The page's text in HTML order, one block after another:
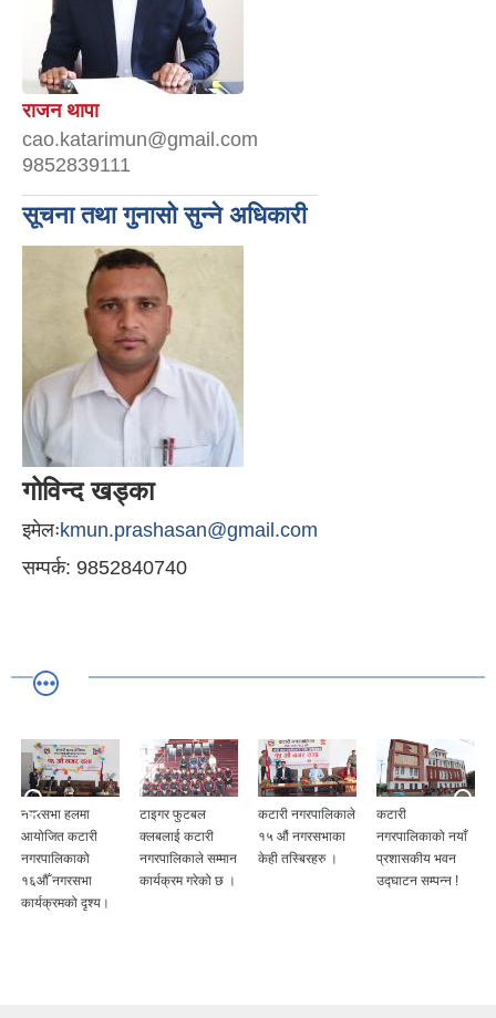
राजन थापा
cao.katarimun@gmail.com
9852839111
सूचना तथा गुनासो सुन्ने अधिकारी
गोविन्द खड्का
इमेलःkmun.prashasan@gmail.com
सम्पर्क: 9852840740
नगरसभा हलमा
आयोजित कटारी
नगरपालिकाको
१६औँ नगरसभा
कार्यक्रमको दृश्य।
टाइगर फुटबल
क्लबलाई कटारी
नगरपालिकाले सम्मान
कार्यक्रम गरेको छ ।
कटारी नगरपालिकाले
१५ औं नगरसभाका
केही तस्बिरहरु ।
कटारी
नगरपालिकाको नयाँ
प्रशासकीय भवन
उद्घाटन सम्पन्न !